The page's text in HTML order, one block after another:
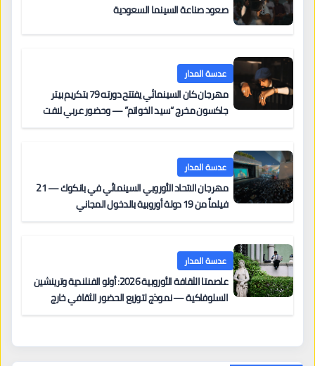
صعود صناعة السينما السعودية
عدسة المدار
مهرجان كان السينمائي يفتتح دورته 79 بتكريم بيتر
جاكسون مخرج “سيد الخواتم” — وحضور عربي لافت
عدسة المدار
مهرجان الاتحاد الأوروبي السينمائي في بانكوك — 21
فيلماً من 19 دولة أوروبية بالدخول المجاني
عدسة المدار
عاصمتا الثقافة الأوروبية 2026: أولو الفنلندية وترينشين
السلوفاكية — نموذج لتوزيع الحضور الثقافي خارج